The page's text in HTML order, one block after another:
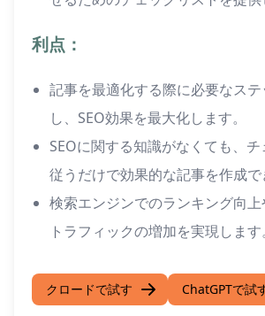
利点：
記事を最適化する際に必要なス
し、SEO効果を最大化します。
SEOに関する知識がなくても、
従うだけで効果的な記事を作成で
検索エンジンでのランキング向
トラフィックの増加を実現します。
クロードで試す ChatGPTで試